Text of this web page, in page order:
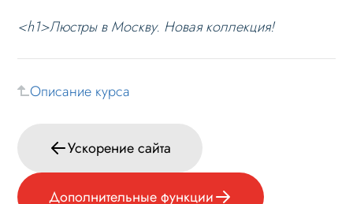
SEO слайдера
Проблемы и решения
Лицензионное соглашение
Вопрос-ответ
<h1>Люстры в Москву. Новая коллекция!
Описание курса
Ускорение сайта
Дополнительные функции